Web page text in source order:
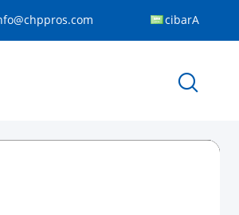
Arabic